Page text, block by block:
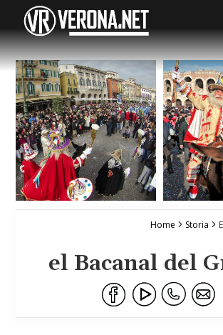
Home Storia
el Bacanal del